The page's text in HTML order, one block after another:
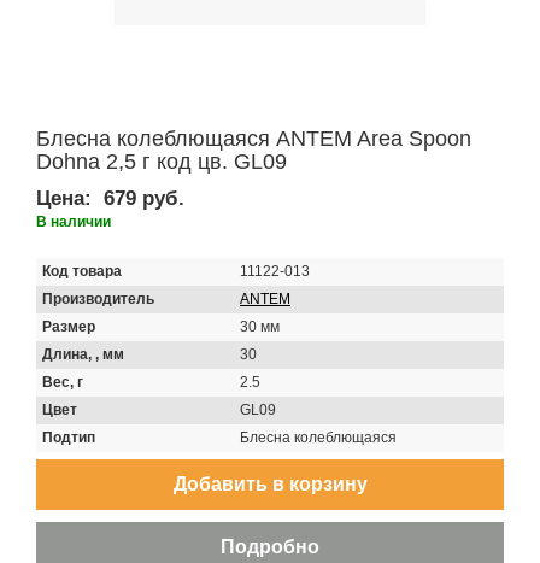
Блесна колеблющаяся ANTEM Area Spoon
Dohna 2,5 г код цв. GL09
Цена: 679 руб.
В наличии
Код товара
11122-013
Производитель
ANTEM
Размер
30 мм
Длина, , мм
30
Вес, г
2.5
Цвет
GL09
Подтип
Блесна колеблющаяся